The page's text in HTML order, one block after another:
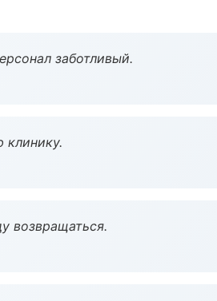
заботливый.
клинику.
возвращаться.